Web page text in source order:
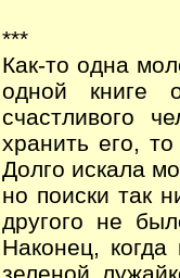
***
Как-то одна
одной книге
счастливого
хранить его,
Долго искала
но поиски так
другого не
Наконец,
зеленой